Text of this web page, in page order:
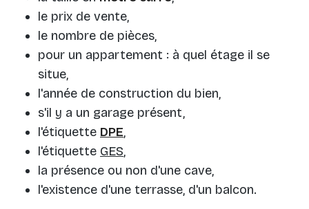
le prix de vente,
le nombre de pièces,
pour un appartement : à quel étage il se
situe,
l'année de construction du bien,
s'il y a un garage présent,
l'étiquette DPE,
l'étiquette GES,
la présence ou non d'une cave,
l'existence d'une terrasse, d'un balcon.